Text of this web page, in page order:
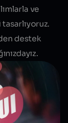
ve
destek